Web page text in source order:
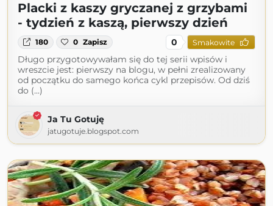
Placki z kaszy gryczanej z grzybami
- tydzień z kaszą, pierwszy dzień
180 0 Zapisz 0 Smakowite
Długo przygotowywałam się do tej serii wpisów i
wreszcie jest: pierwszy na blogu, w pełni zrealizowany
od początku do samego końca cykl przepisów. Od dziś
do (...)
Ja Tu Gotuję
jatugotuje.blogspot.com